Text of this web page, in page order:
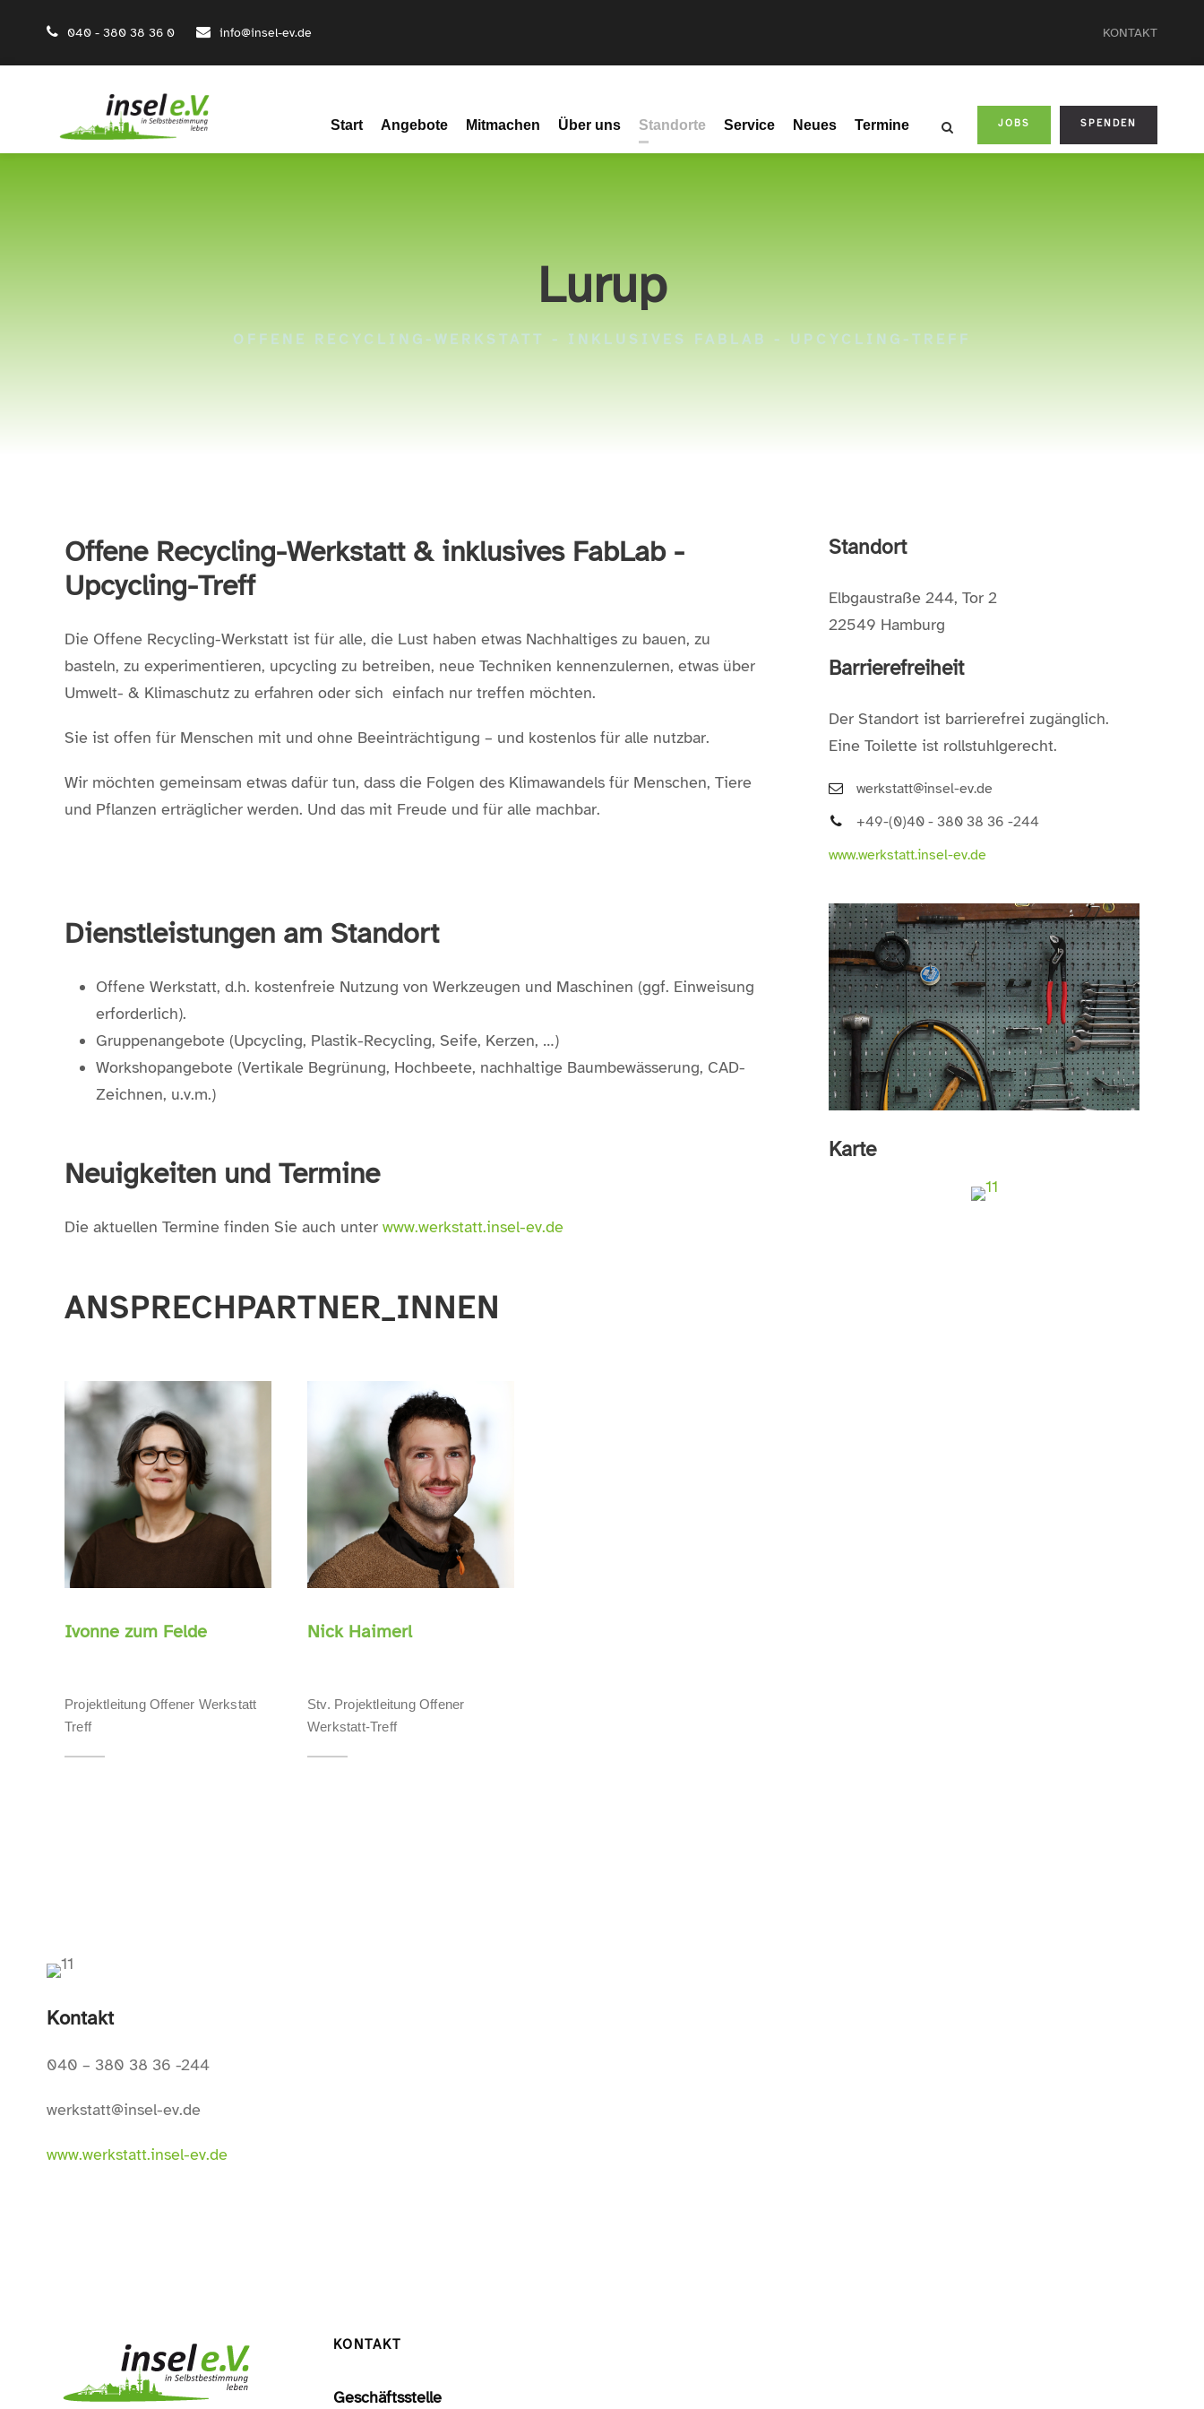
040 - 380 38 36 0 info@insel-ev.de KONTAKT
Start Angebote Mitmachen Über uns Standorte Service Neues Termine JOBS SPENDEN
Lurup
OFFENE RECYCLING-WERKSTATT - INKLUSIVES FABLAB - UPCYCLING-TREFF
Offene Recycling-Werkstatt & inklusives FabLab -
Upcycling-Treff
Die Offene Recycling-Werkstatt ist für alle, die Lust haben etwas Nachhaltiges zu bauen, zu
basteln, zu experimentieren, upcycling zu betreiben, neue Techniken kennenzulernen, etwas über
Umwelt- & Klimaschutz zu erfahren oder sich einfach nur treffen möchten.
Sie ist offen für Menschen mit und ohne Beeinträchtigung – und kostenlos für alle nutzbar.
Wir möchten gemeinsam etwas dafür tun, dass die Folgen des Klimawandels für Menschen, Tiere
und Pflanzen erträglicher werden. Und das mit Freude und für alle machbar.
Dienstleistungen am Standort
Offene Werkstatt, d.h. kostenfreie Nutzung von Werkzeugen und Maschinen (ggf. Einweisung
erforderlich).
Gruppenangebote (Upcycling, Plastik-Recycling, Seife, Kerzen, …)
Workshopangebote (Vertikale Begrünung, Hochbeete, nachhaltige Baumbewässerung, CAD-
Zeichnen, u.v.m.)
Neuigkeiten und Termine
Die aktuellen Termine finden Sie auch unter www.werkstatt.insel-ev.de
ANSPRECHPARTNER_INNEN
Ivonne zum Felde
Projektleitung Offener Werkstatt
Treff
Nick Haimerl
Stv. Projektleitung Offener
Werkstatt-Treff
Standort
Elbgaustraße 244, Tor 2
22549 Hamburg
Barrierefreiheit
Der Standort ist barrierefrei zugänglich.
Eine Toilette ist rollstuhlgerecht.
werkstatt@insel-ev.de
+49-(0)40 - 380 38 36 -244
www.werkstatt.insel-ev.de
Karte
Kontakt
040 – 380 38 36 -244
werkstatt@insel-ev.de
www.werkstatt.insel-ev.de
KONTAKT
Geschäftsstelle